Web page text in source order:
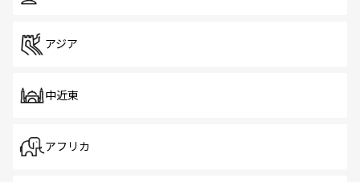
アジア
中近東
アフリカ